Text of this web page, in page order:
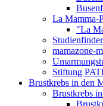
La Mamma-
"La
Studienfinder
mamazone-
Stiftung
Brustkrebs in den
Brustkrebs